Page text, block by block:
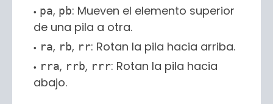
pa, pb: Mueven el elemento superior
de una pila a otra.
ra, rb, rr: Rotan la pila hacia arriba.
rra, rrb, rrr: Rotan la pila hacia
abajo.